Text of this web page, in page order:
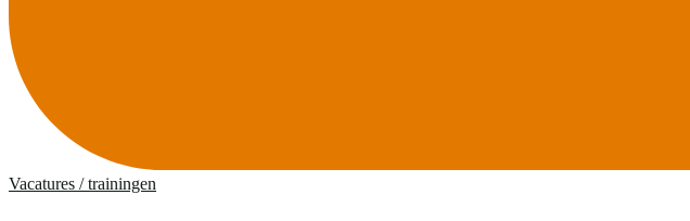
Vacatures / trainingen